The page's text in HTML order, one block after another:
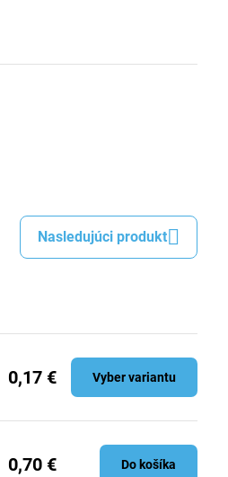
Nasledujúci produkt
0,17 € Vyber variantu
0,70 € Do košíka